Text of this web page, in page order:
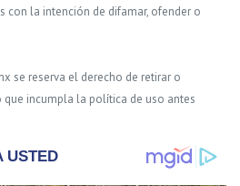
con la intención de difamar, ofender o
se reserva el derecho de retirar o
incumpla la política de uso antes